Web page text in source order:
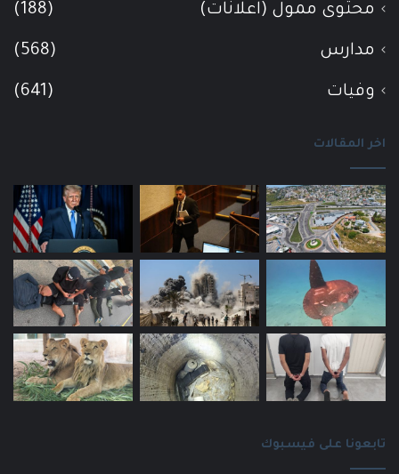
محتوى ممول (اعلانات) (188)
مدارس (568)
وفيات (641)
اخر المقالات
تابعونا على فيسبوك